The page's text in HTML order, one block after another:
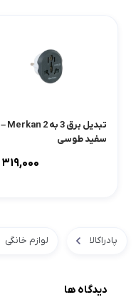
تبدیل برق 3 به 2 Merkan –
سفید طوسی
۳۱۹,۰۰۰
پادراکالا لوازم خانگی
دیدگاه ها